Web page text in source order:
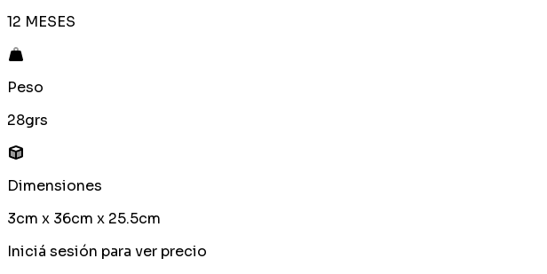
12 MESES
Peso
28grs
Dimensiones
3cm x 36cm x 25.5cm
Iniciá sesión para ver precio